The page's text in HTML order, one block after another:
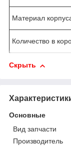
Материал
Количество в
Скрыть
Основные
Вид запчасти
Производитель